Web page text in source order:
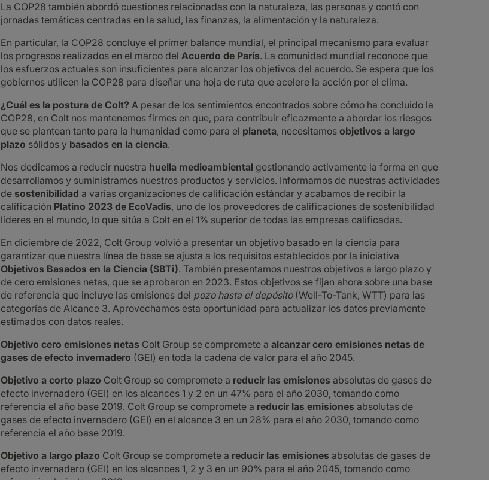
La COP28 también abordó cuestiones relacionadas con la naturaleza, las personas y contó con
jornadas temáticas centradas en la salud, las finanzas, la alimentación y la naturaleza.
En particular, la COP28 concluye el primer balance mundial, el principal mecanismo para evaluar
los progresos realizados en el marco del Acuerdo de París. La comunidad mundial reconoce que
los esfuerzos actuales son insuficientes para alcanzar los objetivos del acuerdo. Se espera que los
gobiernos utilicen la COP28 para diseñar una hoja de ruta que acelere la acción por el clima.
¿Cuál es la postura de Colt? A pesar de los sentimientos encontrados sobre cómo ha concluido la
COP28, en Colt nos mantenemos firmes en que, para contribuir eficazmente a abordar los riesgos
que se plantean tanto para la humanidad como para el planeta, necesitamos objetivos a largo
plazo sólidos y basados en la ciencia.
Nos dedicamos a reducir nuestra huella medioambiental gestionando activamente la forma en que
desarrollamos y suministramos nuestros productos y servicios. Informamos de nuestras actividades
de sostenibilidad a varias organizaciones de calificación estándar y acabamos de recibir la
calificación Platino 2023 de EcoVadis, uno de los proveedores de calificaciones de sostenibilidad
líderes en el mundo, lo que sitúa a Colt en el 1% superior de todas las empresas calificadas.
En diciembre de 2022, Colt Group volvió a presentar un objetivo basado en la ciencia para
garantizar que nuestra línea de base se ajusta a los requisitos establecidos por la iniciativa
Objetivos Basados en la Ciencia (SBTi). También presentamos nuestros objetivos a largo plazo y
de cero emisiones netas, que se aprobaron en 2023. Estos objetivos se fijan ahora sobre una base
de referencia que incluye las emisiones del pozo hasta el depósito(Well-To-Tank, WTT) para las
categorías de Alcance 3. Aprovechamos esta oportunidad para actualizar los datos previamente
estimados con datos reales.
Objetivo cero emisiones netas Colt Group se compromete a alcanzar cero emisiones netas de
gases de efecto invernadero (GEI) en toda la cadena de valor para el año 2045.
Objetivo a corto plazo Colt Group se compromete a reducir las emisiones absolutas de gases de
efecto invernadero (GEI) en los alcances 1 y 2 en un 47% para el año 2030, tomando como
referencia el año base 2019. Colt Group se compromete a reducir las emisiones absolutas de
gases de efecto invernadero (GEI) en el alcance 3 en un 28% para el año 2030, tomando como
referencia el año base 2019.
Objetivo a largo plazo Colt Group se compromete a reducir las emisiones absolutas de gases de
efecto invernadero (GEI) en los alcances 1, 2 y 3 en un 90% para el año 2045, tomando como